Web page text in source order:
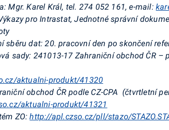
Mgr. Karel Král, tel. 274 052 161, e-mail:
pro Intrastat, Jednotné správní
sběru dat: 20. pracovní den po skončení
sady: 241013-17 Zahraniční obchod ČR –
aktualni-produkt/41320
obchod ČR podle CZ-CPA (čtvrtletní
aktualni-produkt/41321
ZO: http://apl.czso.cz/pll/stazo/